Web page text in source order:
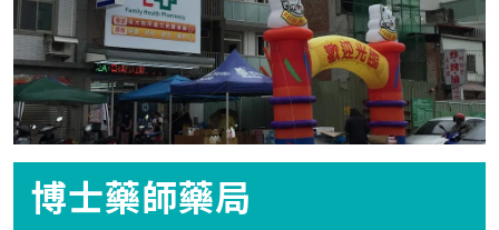
博士藥師藥局